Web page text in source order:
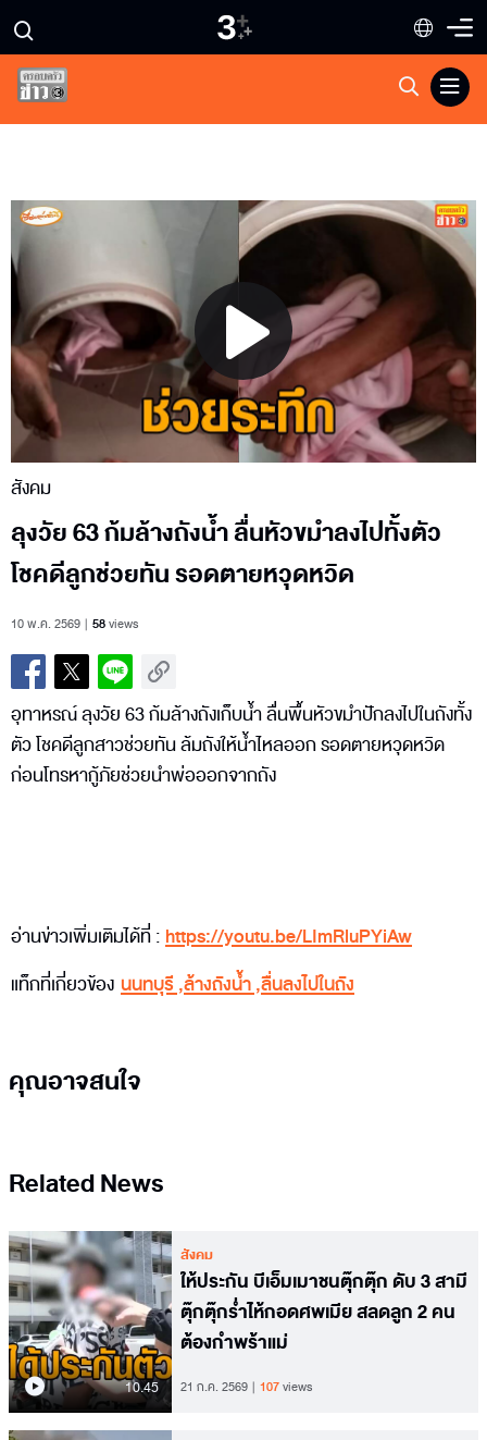
Play
Video
สังคม
ลุงวัย 63 ก้มล้างถังน้ำ ลื่นหัวขมำลงไปทั้งตัว
โชคดีลูกช่วยทัน รอดตายหวุดหวิด
10 พ.ค. 2569 58views
อุทาหรณ์ ลุงวัย 63 ก้มล้างถังเก็บน้ำ ลื่นพื้นหัวขมำปักลงไปในถังทั้ง
ตัว โชคดีลูกสาวช่วยทัน ล้มถังให้น้ำไหลออก รอดตายหวุดหวิด
ก่อนโทรหากู้ภัยช่วยนำพ่อออกจากถัง
อ่านข่าวเพิ่มเติมได้ที่ : https://youtu.be/LImRluPYiAw
แท็กที่เกี่ยวข้อง นนทบุรี,ล้างถังน้ำ,ลื่นลงไปในถัง
คุณอาจสนใจ
Related News
10.45
สังคม
ให้ประกัน บีเอ็มเมาชนตุ๊กตุ๊ก ดับ 3 สามี
ตุ๊กตุ๊กร่ำไห้กอดศพเมีย สลดลูก 2 คน
ต้องกำพร้าแม่
21 ก.ค. 2569 107views